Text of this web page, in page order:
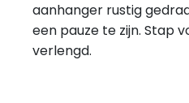
aanhanger rustig
een pauze te zijn. Stap
verlengd.